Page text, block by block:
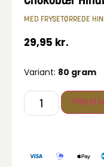
MED FRYSETØRREDE
29,95 kr.
Variant: 80 gram
Tilføj til